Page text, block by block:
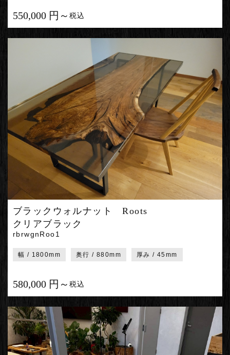
550,000 円～ 税込
ブラックウォルナット Roots
クリアブラック
rbrwgnRoo1
幅 / 1800mm 奥行 / 880mm 厚み / 45mm
580,000 円～ 税込